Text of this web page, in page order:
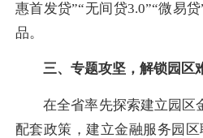
惠首发贷”“无间贷3.0”“微易
品。
三、专题攻坚，解锁园区
在全省率先探索建立园区
配套政策，建立金融服务园